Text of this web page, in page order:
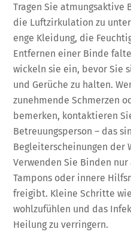
Tragen Sie atmungsaktive
die Luftzirkulation zu
enge Kleidung, die
Entfernen einer Binde
wickeln sie ein, bevor Sie
und Gerüche zu halten.
zunehmende Schmerzen
bemerken, kontaktieren
Betreuungsperson – das
Begleiterscheinungen der
Verwenden Sie Binden
Tampons oder innere
freigibt. Kleine Schritte
wohlzufühlen und das
Heilung zu verringern.